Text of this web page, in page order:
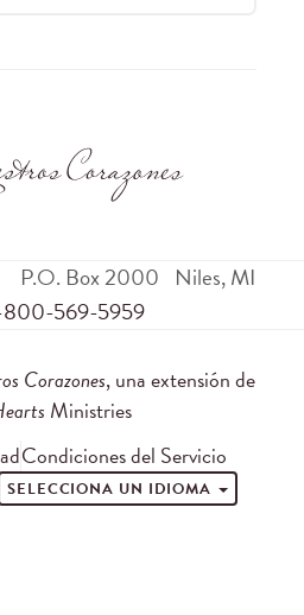
P.O. Box 2000 Niles,MI
800-569-5959
Corazones, una extensión de
Ministries
Condiciones del Servicio
SELECCIONA UN IDIOMA